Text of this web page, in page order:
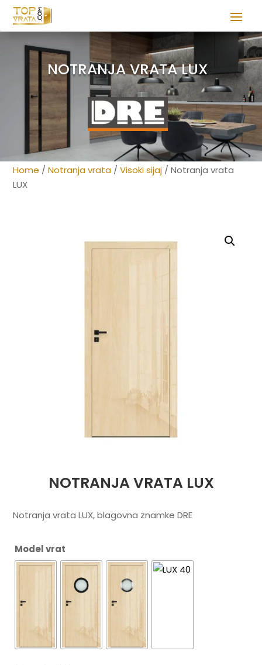
NOTRANJA VRATA LUX
Home /Notranja vrata /Visoki sijaj / Notranja vrata
LUX
NOTRANJA VRATA LUX
Notranja vrata LUX, blagovna znamke DRE
Model vrat